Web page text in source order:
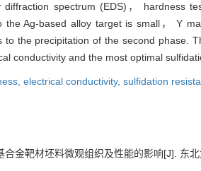
spectrum (EDS)， hardness
Ag-based alloy target is small， Y
the precipitation of the second phase.
conductivity and the most optimal
electrical conductivity, sulfidation
金靶材坯料微观组织及性能的影响[J]. 东